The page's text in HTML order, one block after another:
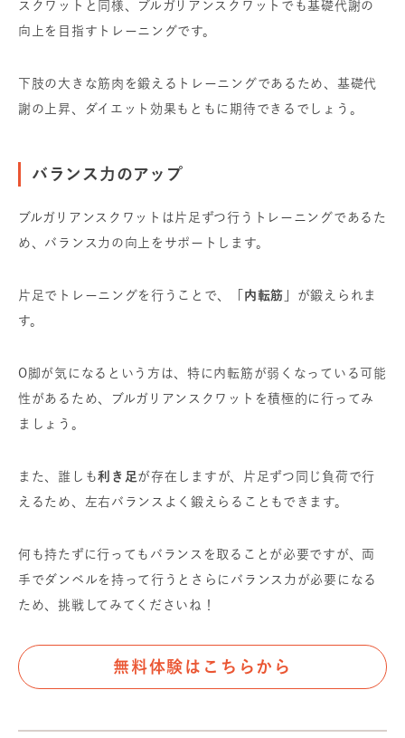
スクワットと同様、ブルガリアンスクワットでも基礎代謝の
向上を目指すトレーニングです。
下肢の大きな筋肉を鍛えるトレーニングであるため、基礎代
謝の上昇、ダイエット効果もともに期待できるでしょう。
バランス力のアップ
ブルガリアンスクワットは片足ずつ行うトレーニングであるた
め、バランス力の向上をサポートします。
片足でトレーニングを行うことで、 「内転筋」 が鍛えられま
す。
O脚が気になるという方は、特に内転筋が弱くなっている可能
性があるため、ブルガリアンスクワットを積極的に行ってみ
ましょう。
また、誰しも利き足が存在しますが、片足ずつ同じ負荷で行
えるため、左右バランスよく鍛えらることもできます。
何も持たずに行ってもバランスを取ることが必要ですが、両
手でダンベルを持って行うとさらにバランス力が必要になる
ため、挑戦してみてくださいね！
無料体験はこちらから